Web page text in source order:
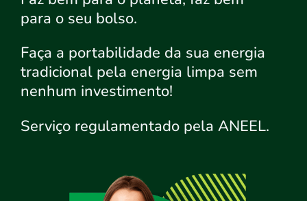
para o seu bolso.
Faça a portabilidade da sua energia
tradicional pela energia limpa sem
nenhum investimento!
Serviço regulamentado pela ANEEL.